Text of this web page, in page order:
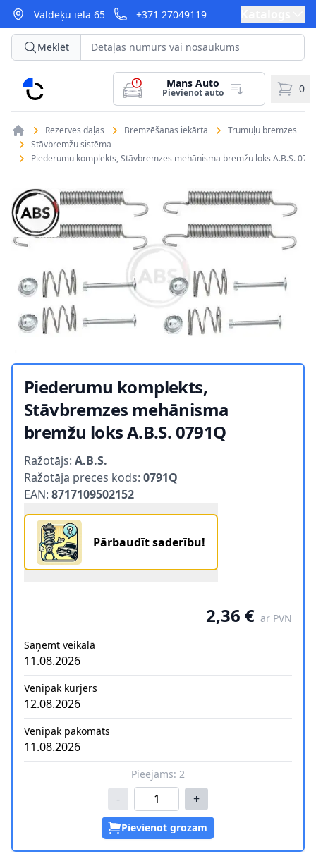
Valdeķu iela 65 +371 27049119
CarParts
Meklēt
Mans Auto
Pievienot auto 0
Rezerves daļas Bremzēšanas iekārta
Trumuļu bremzes
Stāvbremžu sistēma
Piederumu komplekts, Stāvbremzes mehānisma bremžu loks A.B.S.
Piederumu komplekts,
Stāvbremzes mehānisma
bremžu loks A.B.S. 0791Q
Ražotājs: A.B.S.
Ražotāja preces kods: 0791Q
EAN: 8717109502152
Pārbaudīt saderību!
2,36 € ar PVN
Saņemt veikalā
11.08.2026
Venipak kurjers
12.08.2026
Venipak pakomāts
11.08.2026
Pieejams: 2
- +
Pievienot grozam